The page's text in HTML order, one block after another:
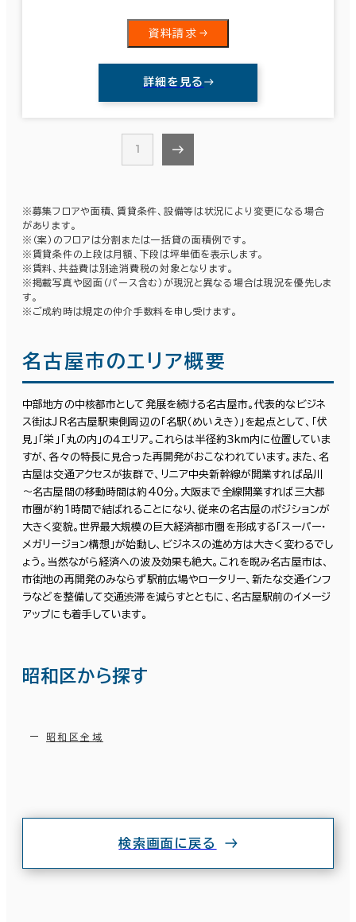
資料請求
詳細を見る
1
※募集フロアや面積、賃貸条件、設備等は状況により変更になる場合
があります。
※（案）のフロアは分割または一括貸の面積例です。
※賃貸条件の上段は月額、下段は坪単価を表示します。
※賃料、共益費は別途消費税の対象となります。
※掲載写真や図面（パース含む）が現況と異なる場合は現況を優先しま
す。
※ご成約時は規定の仲介手数料を申し受けます。
名古屋市のエリア概要
中部地方の中核都市として発展を続ける名古屋市。代表的なビジネ
ス街はJR名古屋駅東側周辺の「名駅（めいえき）」を起点として、「伏
見」「栄」「丸の内」の４エリア。これらは半径約３km内に位置していま
すが、各々の特長に見合った再開発がおこなわれています。また、名
古屋は交通アクセスが抜群で、リニア中央新幹線が開業すれば品川
～名古屋間の移動時間は約40分。大阪まで全線開業すれば三大都
市圏が約１時間で結ばれることになり、従来の名古屋のポジションが
大きく変貌。世界最大規模の巨大経済都市圏を形成する「スーパー・
メガリージョン構想」が始動し、ビジネスの進め方は大きく変わるでし
ょう。当然ながら経済への波及効果も絶大。これを睨み名古屋市は、
市街地の再開発のみならず駅前広場やロータリー、新たな交通インフ
ラなどを整備して交通渋滞を減らすとともに、名古屋駅前のイメージ
アップにも着手しています。
昭和区から探す
昭和区全域
検索画面に戻る